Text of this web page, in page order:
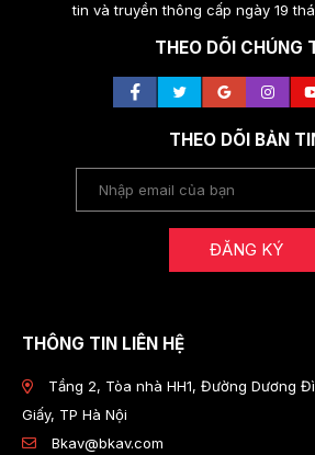
tin và truyền thông cấp ngày 19
THEO DÕI CHÚNG
THEO DÕI BẢN
ĐĂNG KÝ
THÔNG TIN LIÊN HỆ
Tầng 2, Tòa nhà HH1, Đường Dương
Giấy, TP Hà Nội
Bkav@bkav.com